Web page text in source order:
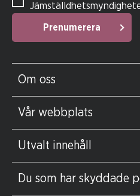
Prenumerera
Om oss
Vår webbplats
Utvalt innehåll
Du som har skyddade